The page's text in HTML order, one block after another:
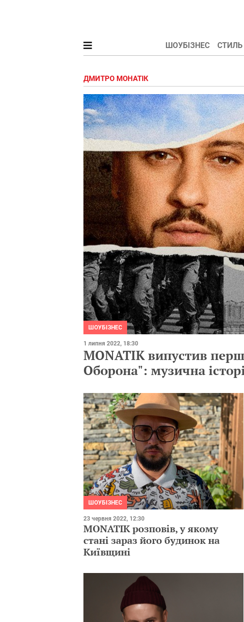
ШОУБІЗНЕС СТИЛЬ
ДМИТРО МОНАТІК
ШОУБІЗНЕС
1 липня 2022, 18:30
MONATIK випустив
Оборона": музична
ШОУБІЗНЕС
23 червня 2022, 12:30
MONATIK розповів, у якому
стані зараз його будинок на
Київщині